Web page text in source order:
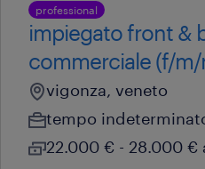
professional
impiegato front &
commerciale (f/
vigonza, veneto
tempo
22.000 € - 28.000 €